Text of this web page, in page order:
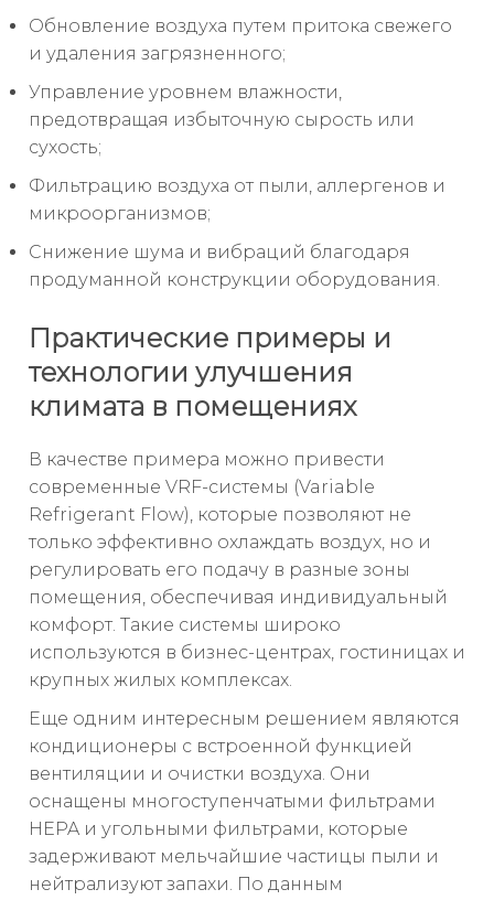
Обновление воздуха путем притока свежего
и удаления загрязненного;
Управление уровнем влажности,
предотвращая избыточную сырость или
сухость;
Фильтрацию воздуха от пыли, аллергенов и
микроорганизмов;
Снижение шума и вибраций благодаря
продуманной конструкции оборудования.
Практические примеры и
технологии улучшения
климата в помещениях
В качестве примера можно привести
современные VRF-системы (Variable
Refrigerant Flow), которые позволяют не
только эффективно охлаждать воздух, но и
регулировать его подачу в разные зоны
помещения, обеспечивая индивидуальный
комфорт. Такие системы широко
используются в бизнес-центрах, гостиницах и
крупных жилых комплексах.
Еще одним интересным решением являются
кондиционеры с встроенной функцией
вентиляции и очистки воздуха. Они
оснащены многоступенчатыми фильтрами
HEPA и угольными фильтрами, которые
задерживают мельчайшие частицы пыли и
нейтрализуют запахи. По данным